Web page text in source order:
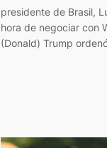
presidente de Brasil,
hora de negociar con
(Donald) Trump